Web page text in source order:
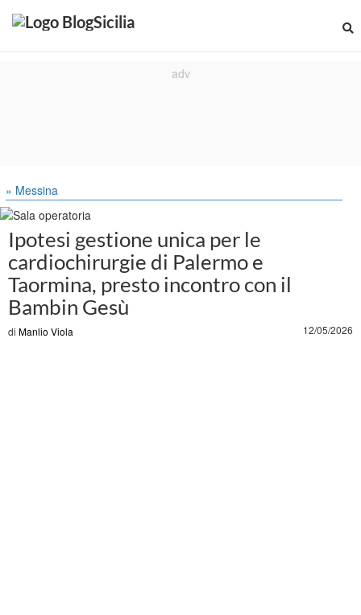
» Messina
Ipotesi gestione unica per le
cardiochirurgie di Palermo e
Taormina, presto incontro con il
Bambin Gesù
di Manlio Viola 12/05/2026